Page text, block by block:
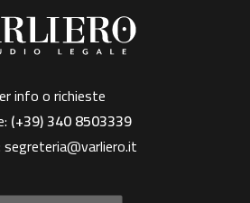
info o richieste
(+39)340 8503339
segreteria@varliero.it